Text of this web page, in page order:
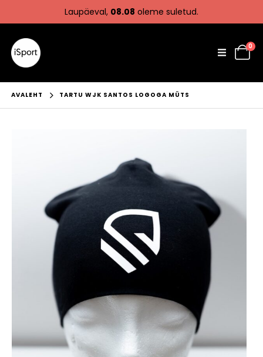
Laupäeval, 08.08 oleme suletud.
0
AVALEHT TARTU WJK SANTOS LOGOGA MÜTS